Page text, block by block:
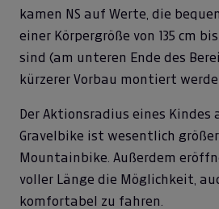
kamen NS auf Werte, die
einer Körpergröße von 135 cm
sind (am unteren Ende des
kürzerer Vorbau montiert
Der Aktionsradius eines Kindes
Gravelbike ist wesentlich
Mountainbike. Außerdem
voller Länge die Möglichkeit,
komfortabel zu fahren.